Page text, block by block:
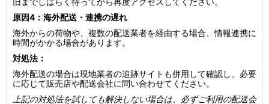
原因4：海外配送・連携の遅れ
海外からの荷物や、複数の配送業者を経由する場合、情報連携に
時間がかかる場合があります。
対処法：
海外配送の場合は現地業者の追跡サイトも併用して確認し、必要
に応じて販売店や配送会社に問い合わせてください。
上記の対処法を試しても解決しない場合は、必ずご利用の配送会